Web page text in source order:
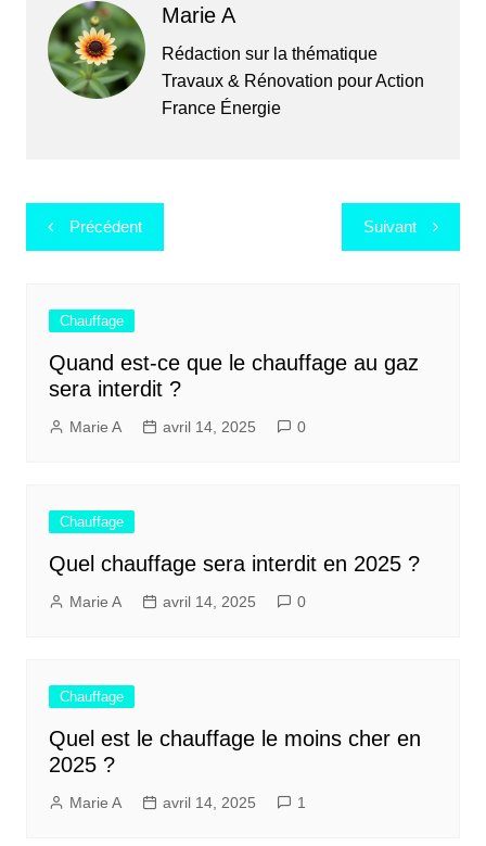
Marie A
Rédaction sur la thématique
Travaux & Rénovation pour Action
France Énergie
Navigation
de
Précédent Suivant
Chauffage
Quand est-ce que le chauffage au gaz
sera interdit ?
Marie A avril 14, 2025 0
Chauffage
Quel chauffage sera interdit en 2025 ?
Marie A avril 14, 2025 0
Chauffage
Quel est le chauffage le moins cher en
2025 ?
Marie A avril 14, 2025 1